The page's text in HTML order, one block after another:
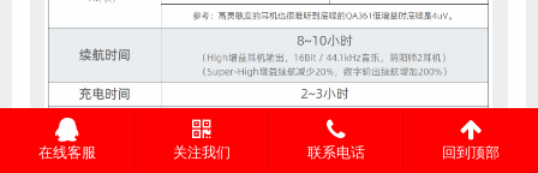
在线客服 关注我们 联系电话 回到顶部